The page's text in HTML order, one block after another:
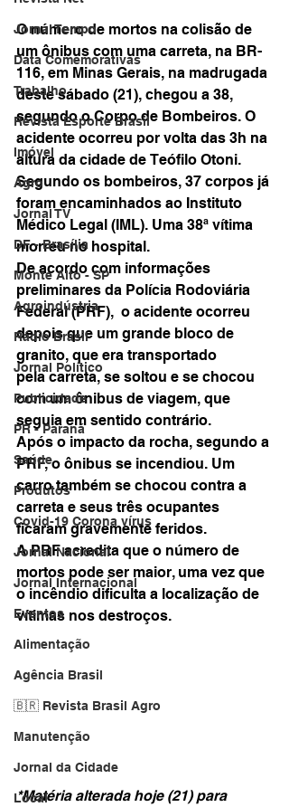
Jornal Tempo
Data Comemorativas
Trabalho
Revista Esporte Brasil
Imóvel
Agro
Jornal TV
DF - Brasília
Monte Alto - SP
Agroindústria
Rádio Brasil
Jornal Político
Publicidade
PR - Paraná
Saúde
Produtos
Covid-19 Corona vírus
Jornal Nacional
Jornal Internacional
Eventos
Alimentação
Agência Brasil
🇧🇷 Revista Brasil Agro
Manutenção
Jornal da Cidade
Local
O número de mortos na colisão de
um ônibus com uma carreta, na BR-
116, em Minas Gerais, na madrugada
deste sábado (21), chegou a 38,
segundo o Corpo de Bombeiros. O
acidente ocorreu por volta das 3h na
altura da cidade de Teófilo Otoni.
Segundo os bombeiros, 37 corpos já
foram encaminhados ao Instituto
Médico Legal (IML). Uma 38ª vítima
morreu no hospital.
De acordo com informações
preliminares da Polícia Rodoviária
Federal (PRF),  o acidente ocorreu
depois que um grande bloco de
granito, que era transportado
pela carreta, se soltou e se chocou
com um ônibus de viagem, que
seguia em sentido contrário.
Após o impacto da rocha, segundo a
PRF, o ônibus se incendiou. Um
carro também se chocou contra a
carreta e seus três ocupantes
ficaram gravemente feridos.
A PRF acredita que o número de
mortos pode ser maior, uma vez que
o incêndio dificulta a localização de
vítimas nos destroços.
*Matéria alterada hoje (21) para